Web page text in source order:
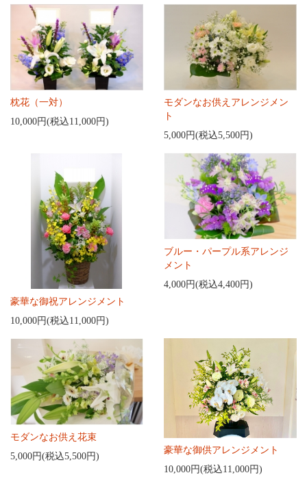
枕花（一対）
10,000円(税込11,000円)
モダンなお供えアレンジメン
ト
5,000円(税込5,500円)
豪華な御祝アレンジメント
10,000円(税込11,000円)
ブルー・パープル系アレンジ
メント
4,000円(税込4,400円)
モダンなお供え花束
5,000円(税込5,500円)
豪華な御供アレンジメント
10,000円(税込11,000円)